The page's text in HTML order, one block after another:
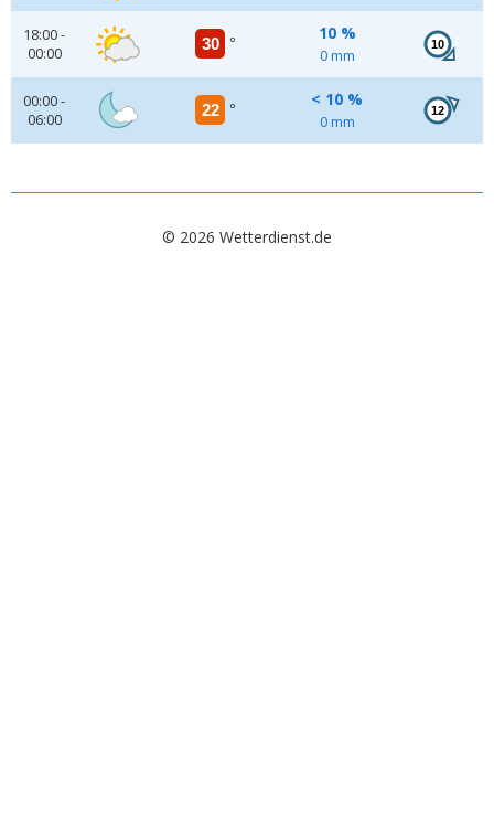
18:00 -
00:00
30 °
10 %
0 mm
10
00:00 -
06:00
22 °
< 10 %
0 mm
12
© 2026 Wetterdienst.de